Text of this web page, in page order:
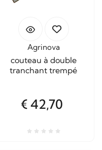
Agrinova
couteau à double
tranchant trempé
€ 42,70